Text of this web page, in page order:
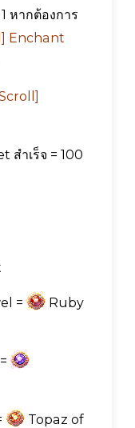
หากต้องการ
Enchant
สำเร็จ = 100
=
Ruby
Topaz of